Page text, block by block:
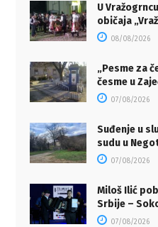
U
običaja
08/08/2026
„Pesme za
česme u
07/08/2026
Suđenje u
sudu u
07/08/2026
Miloš Ilić
Srbije –
07/08/2026